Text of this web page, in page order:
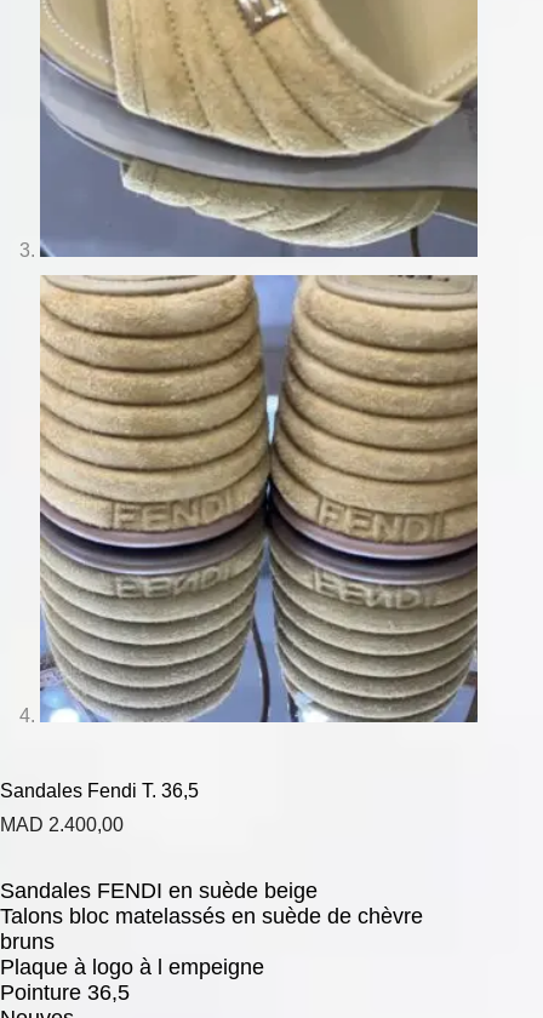
Sandales Fendi T. 36,5
MAD 2.400,00
Sandales FENDI en suède beige
Talons bloc matelassés en suède de chèvre
bruns
Plaque à logo à l empeigne
Pointure 36,5